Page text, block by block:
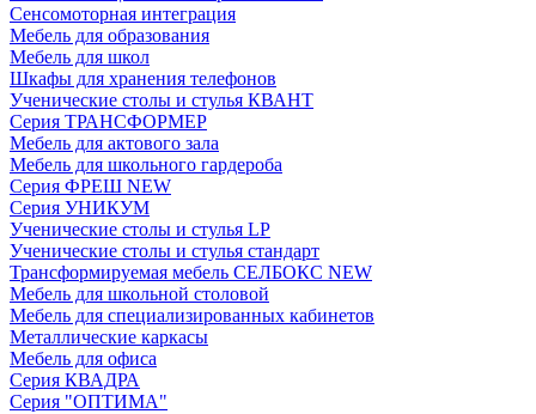
Сенсомоторная интеграция
Мебель для образования
Мебель для школ
Шкафы для хранения телефонов
Ученические столы и стулья КВАНТ
Серия ТРАНСФОРМЕР
Мебель для актового зала
Мебель для школьного гардероба
Серия ФРЕШ NEW
Серия УНИКУМ
Ученические столы и стулья LP
Ученические столы и стулья стандарт
Трансформируемая мебель СЕЛБОКС NEW
Мебель для школьной столовой
Мебель для специализированных кабинетов
Металлические каркасы
Мебель для офиса
Серия КВАДРА
Серия "ОПТИМА"